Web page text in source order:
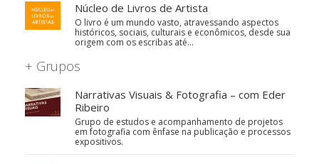
Núcleo de Livros de Artista
O livro é um mundo vasto, atravessando aspectos
históricos, sociais, culturais e econômicos, desde sua
origem com os escribas até…
+ Grupos
Narrativas Visuais & Fotografia – com Eder
Ribeiro
Grupo de estudos e acompanhamento de projetos
em fotografia com ênfase na publicação e processos
expositivos.